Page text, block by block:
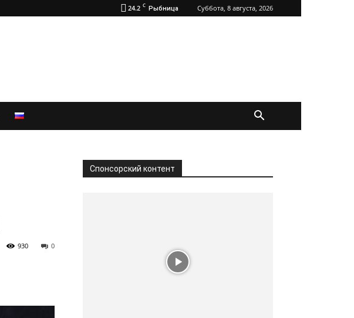
24.2 C Рыбница Суббота, 8 августа, 2026
0
930
Спонсорский контент